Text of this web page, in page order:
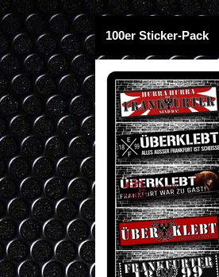
100er Sticker-Pack